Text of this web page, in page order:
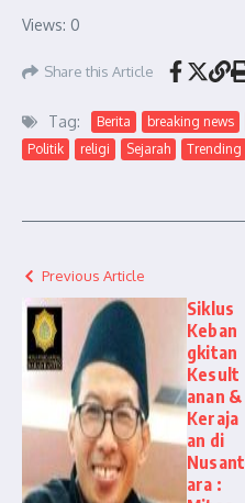
Views: 0
Share this Article
Tag: Berita breaking news
Politik
religi Sejarah Trending
Previous Article
Siklus
Keban
gkitan
Kesult
anan &
Keraja
an di
Nusant
ara :